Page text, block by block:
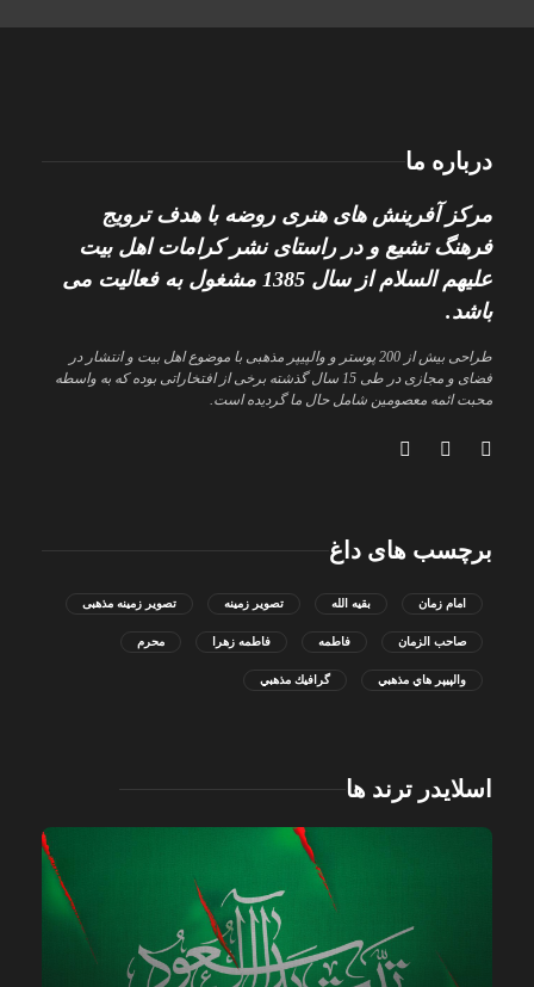
درباره ما
مرکز آفرینش های هنری روضه با هدف ترویج
فرهنگ تشیع و در راستای نشر کرامات اهل بیت
علیهم السلام از سال 1385 مشغول به فعالیت می
باشد.
طراحی بیش از 200 پوستر و والپیپر مذهبی با موضوع اهل بیت و انتشار در
فضای و مجازی در طی 15 سال گذشته برخی از افتخاراتی بوده که به واسطه
محبت ائمه معصومین شامل حال ما گردیده است.
برچسب های داغ
امام زمان بقیه الله تصویر زمینه تصویر زمینه مذهبی
صاحب الزمان فاطمه فاطمه زهرا محرم
والپيپر هاي مذهبي گرافيك مذهبي
اسلایدر ترند ها